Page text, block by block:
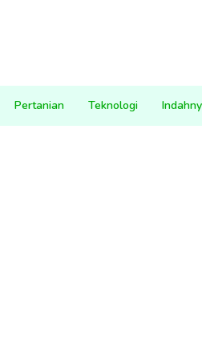
Pertanian Teknologi